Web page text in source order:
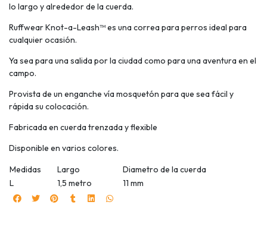
lo largo y alrededor de la cuerda.
Ruffwear Knot-a-Leash™ es una correa para perros ideal para
cualquier ocasión.
Ya sea para una salida por la ciudad como para una aventura en el
campo.
Provista de un enganche vía mosquetón para que sea fácil y
rápida su colocación.
Fabricada en cuerda trenzada y flexible
Disponible en varios colores.
Medidas
Largo
Diametro de la cuerda
L
1,5 metro 11 mm